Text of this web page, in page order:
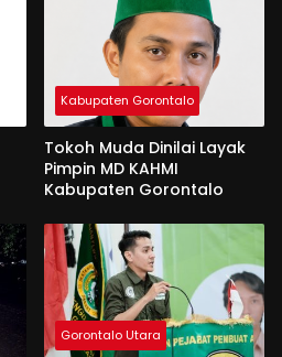
Kabupaten Gorontalo
Tokoh Muda Dinilai Layak
Pimpin MD KAHMI
Kabupaten Gorontalo
Gorontalo Utara